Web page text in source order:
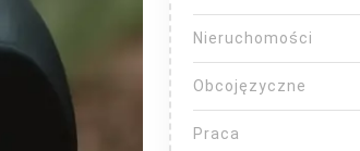
Nieruchomości
Obcojęzyczne
Praca